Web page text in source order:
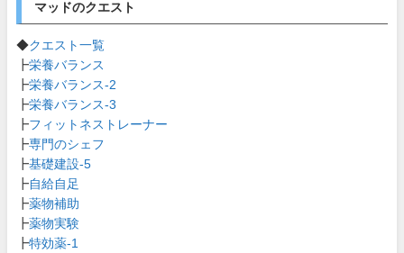
マッドのクエスト
◆クエスト一覧
┣栄養バランス
┣栄養バランス-2
┣栄養バランス-3
┣フィットネストレーナー
┣専門のシェフ
┣基礎建設-5
┣自給自足
┣薬物補助
┣薬物実験
┣特効薬-1